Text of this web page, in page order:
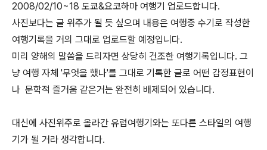
2008/02/10~18 도쿄&요코하마 여행기 업로드합니다.
사진보다는 글 위주가 될 듯 싶으며 내용은 여행중 수기로 작성한
여행기록을 거의 그대로 업로드할 예정입니다.
미리 양해의 말씀을 드리자면 상당히 건조한 여행기록입니다. 그
냥 여행 자체 '무엇을 했나'를 그대로 기록한 글로 어떤 감정표현이
나 문학적 즐거움 같은거는 완전히 배제되어 있습니다.
대신에 사진위주로 올라간 유럽여행기와는 또다른 스타일의 여행
기가 될 거라 생각합니다.